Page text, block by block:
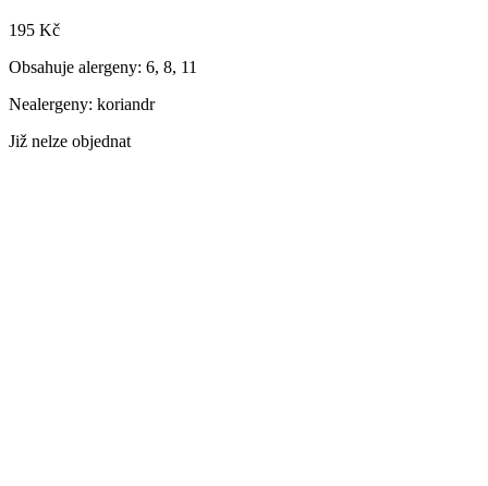
195 Kč
Obsahuje alergeny: 6, 8, 11
Nealergeny: koriandr
Již nelze objednat